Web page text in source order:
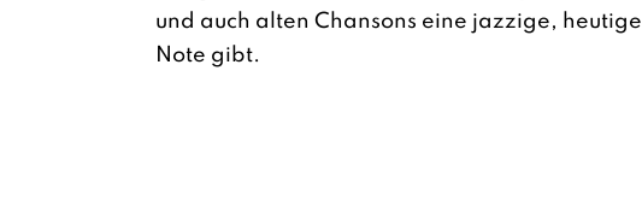
und auch alten Chansons eine jazzige, heutige
Note gibt.